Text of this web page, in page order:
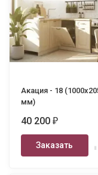
Акация - 18
мм)
40 200₽
Заказать